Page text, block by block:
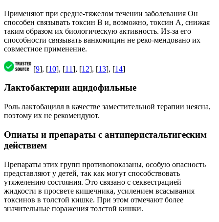
Применяют при средне-тяжелом течении заболевания Он
способен связывать токсин В и, возможно, токсин А, снижая
таким образом их биологическую активность. Из-за его
способности связывать ванкомицин не реко-мендовано их
совместное применение.
[9], [10], [11], [12], [13], [14]
Лактобактерии ацидофильные
Роль лактобацилл в качестве заместительной терапии неясна,
поэтому их не рекомендуют.
Опиаты и препараты с антиперистальтигеским
действием
Препараты этих групп противопоказаны, особую опасность
представляют у детей, так как могут способствовать
утяжелению состояния. Это связано с секвестрацией
жидкости в просвете кишечника, усилением всасывания
токсинов в толстой кишке. При этом отмечают более
значительные поражения толстой кишки.